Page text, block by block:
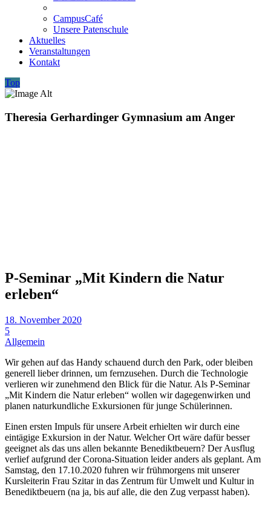
CampusCafé
Unsere Patenschule
Aktuelles
Veranstaltungen
Kontakt
Top
Theresia Gerhardinger Gymnasium am Anger
P-Seminar „Mit Kindern die Natur
erleben“
18. November 2020
5
Allgemein
Wir gehen auf das Handy schauend durch den Park, oder bleiben
generell lieber drinnen, um fernzusehen. Durch die Technologie
verlieren wir zunehmend den Blick für die Natur. Als P-Seminar
„Mit Kindern die Natur erleben“ wollen wir dagegenwirken und
planen naturkundliche Exkursionen für junge Schülerinnen.
Einen ersten Impuls für unsere Arbeit erhielten wir durch eine
eintägige Exkursion in der Natur. Welcher Ort wäre dafür besser
geeignet als das uns allen bekannte Benediktbeuern? Der Ausflug
verlief aufgrund der Corona-Situation leider anders als geplant. Am
Samstag, den 17.10.2020 fuhren wir frühmorgens mit unserer
Kursleiterin Frau Szitar in das Zentrum für Umwelt und Kultur in
Benediktbeuern (na ja, bis auf alle, die den Zug verpasst haben).